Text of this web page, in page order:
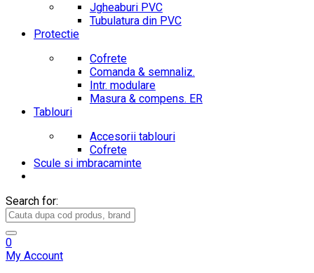
Jgheaburi PVC
Tubulatura din PVC
Protectie
Cofrete
Comanda & semnaliz.
Intr. modulare
Masura & compens. ER
Tablouri
Accesorii tablouri
Cofrete
Scule si imbracaminte
Search for:
0
My Account